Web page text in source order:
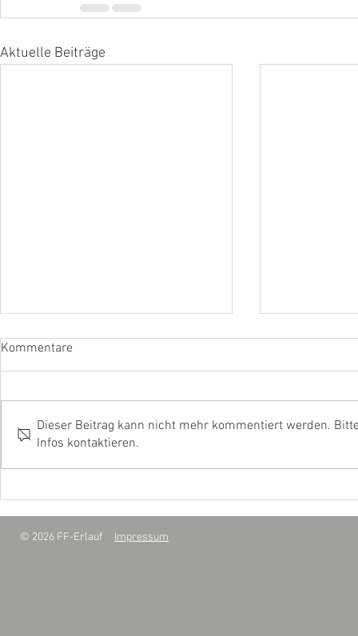
Aktuelle Beiträge
Sonnenwende 2026
Kommentare
Dieser Beitrag kann nicht mehr kommentiert werden.
Infos kontaktieren.
© 2026 FF-Erlauf Impressum